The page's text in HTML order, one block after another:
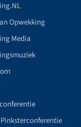
Opwekking
Media